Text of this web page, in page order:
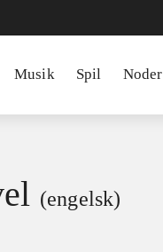
Musik Spil Noder
(engelsk)